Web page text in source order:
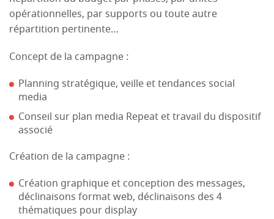
opérationnelles, par supports ou toute autre
répartition pertinente…
Concept de la campagne :
Planning stratégique, veille et tendances social
media
Conseil sur plan media Repeat et travail du dispositif
associé
Création de la campagne :
Création graphique et conception des messages,
déclinaisons format web, déclinaisons des 4
thématiques pour display